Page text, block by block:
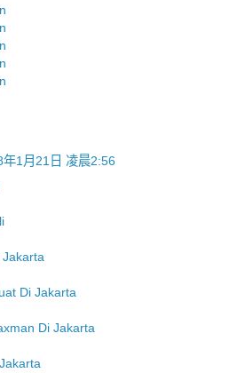
年1月21日 凌晨2:56
Di Jakarta
Di Jakarta